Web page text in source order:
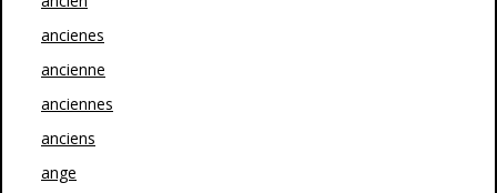
ancienes
ancienne
anciennes
anciens
ange